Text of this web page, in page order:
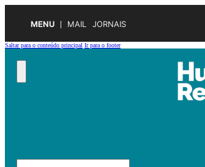
MENU MAIL JORNAIS
Saltar para o conteúdo principal Ir para o footer
Pesquisar